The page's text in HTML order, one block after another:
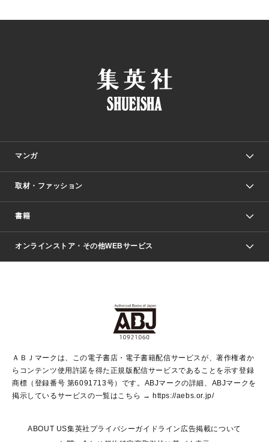
マンガ
少年マンガ
Vジャンプ
ジャンプルーキー！
ジャンプTOON
S-MANGA
集英社ジャンプリミックス
週刊ヤングジャンプ
ウルトラジャンプ
リマコミ＋
マンガMeets
月刊オフィスユー
取材・ファッション
Seventeen
LEE
Marisol
T JAPAN:The New York Times Style Magazine
芸能・情報・スポーツ
パラスポ＋！
書籍
文芸・文庫・総合
青春と読書
アジア人物史
集英社新書
集英社新書プラス
よみタイ
ライトノベル・ノベライズ
集英社Webマガジン Cobalt
集英社オレンジ文庫
シフォン文庫
JUMP j BOOKS
集英社みらい文庫
S-KIDS.LAND
オンラインストア・その他WEBサービス
SHUEISHA MANGA-ART HERITAGE
HAPPY PLUS STORE
shueisha vox
EDITOR'S LAB
ＡＢＪマークは、この電子書店・電子書籍配信サービスが、著作権者か
らコンテンツ使用許諾を得た正規版配信サービスであることを示す登録
商標（登録番号 第6091713号）です。ABJマークの詳細、ABJマークを
掲示しているサービスの一覧はこちら → https://aebs.or.jp/
ABOUT US集英社プライバシーガイドライン 広告掲載について